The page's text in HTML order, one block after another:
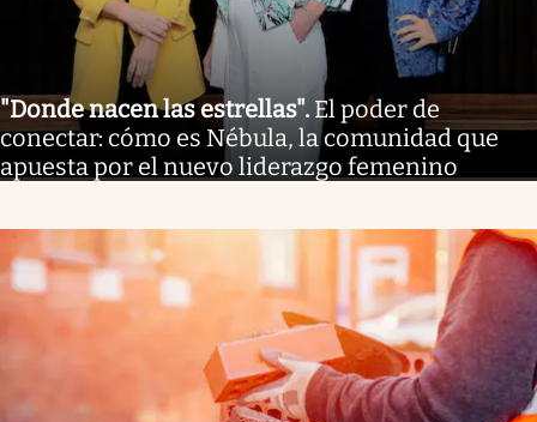
"Donde nacen las estrellas". El poder de
conectar: cómo es Nébula, la comunidad que
apuesta por el nuevo liderazgo femenino